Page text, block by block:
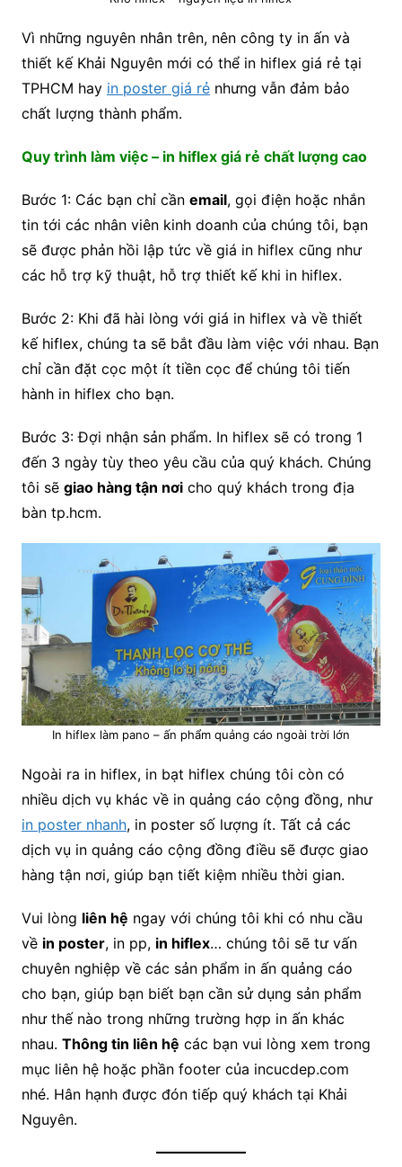
Vì những nguyên nhân trên, nên công ty in ấn và
thiết kế Khải Nguyên mới có thể in hiflex giá rẻ tại
TPHCM hay in poster giá rẻnhưng vẫn đảm bảo
chất lượng thành phẩm.
Quy trình làm việc – in hiflex giá rẻ chất lượng cao
Bước 1: Các bạn chỉ cần email, gọi điện hoặc nhắn
tin tới các nhân viên kinh doanh của chúng tôi, bạn
sẽ được phản hồi lập tức về giá in hiflex cũng như
các hỗ trợ kỹ thuật, hỗ trợ thiết kế khi in hiflex.
Bước 2: Khi đã hài lòng với giá in hiflex và về thiết
kế hiflex, chúng ta sẽ bắt đầu làm việc với nhau. Bạn
chỉ cần đặt cọc một ít tiền cọc để chúng tôi tiến
hành in hiflex cho bạn.
Bước 3: Đợi nhận sản phẩm. In hiflex sẽ có trong 1
đến 3 ngày tùy theo yêu cầu của quý khách. Chúng
tôi sẽ giao hàng tận nơicho quý khách trong địa
bàn tp.hcm.
In hiflex làm pano – ấn phẩm quảng cáo ngoài trời lớn
Ngoài ra in hiflex, in bạt hiflex chúng tôi còn có
nhiều dịch vụ khác về in quảng cáo cộng đồng, như
in poster nhanh, in poster số lượng ít. Tất cả các
dịch vụ in quảng cáo cộng đồng điều sẽ được giao
hàng tận nơi, giúp bạn tiết kiệm nhiều thời gian.
Vui lòng liên hệ ngay với chúng tôi khi có nhu cầu
về in poster, in pp, in hiflex… chúng tôi sẽ tư vấn
chuyên nghiệp về các sản phẩm in ấn quảng cáo
cho bạn, giúp bạn biết bạn cần sử dụng sản phẩm
như thế nào trong những trường hợp in ấn khác
nhau. Thông tin liên hệ các bạn vui lòng xem trong
mục liên hệ hoặc phần footer của incucdep.com
nhé. Hân hạnh được đón tiếp quý khách tại Khải
Nguyên.